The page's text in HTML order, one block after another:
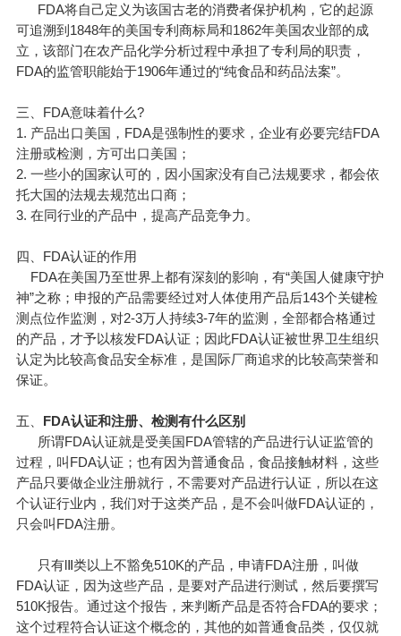
FDA将自己定义为该国古老的消费者保护机构，它的起源
可追溯到1848年的美国专利商标局和1862年美国农业部的成
立，该部门在农产品化学分析过程中承担了专利局的职责，
FDA的监管职能始于1906年通过的“纯食品和药品法案”。
三、FDA意味着什么?
1. 产品出口美国，FDA是强制性的要求，企业有必要完结FDA
注册或检测，方可出口美国；
2. 一些小的国家认可的，因小国家没有自己法规要求，都会依
托大国的法规去规范出口商；
3. 在同行业的产品中，提高产品竞争力。
四、FDA认证的作用
FDA在美国乃至世界上都有深刻的影响，有“美国人健康守护
神”之称；申报的产品需要经过对人体使用产品后143个关键检
测点位作监测，对2-3万人持续3-7年的监测，全部都合格通过
的产品，才予以核发FDA认证；因此FDA认证被世界卫生组织
认定为比较高食品安全标准，是国际厂商追求的比较高荣誉和
保证。
五、 FDA认证和注册、检测有什么区别
所谓FDA认证就是受美国FDA管辖的产品进行认证监管的
过程，叫FDA认证；也有因为普通食品，食品接触材料，这些
产品只要做企业注册就行，不需要对产品进行认证，所以在这
个认证行业内，我们对于这类产品，是不会叫做FDA认证的，
只会叫FDA注册。
只有lⅡ类以上不豁免510K的产品，申请FDA注册，叫做
FDA认证，因为这些产品，是要对产品进行测试，然后要撰写
510K报告。通过这个报告，来判断产品是否符合FDA的要求；
这个过程符合认证这个概念的，其他的如普通食品类，仅仅就